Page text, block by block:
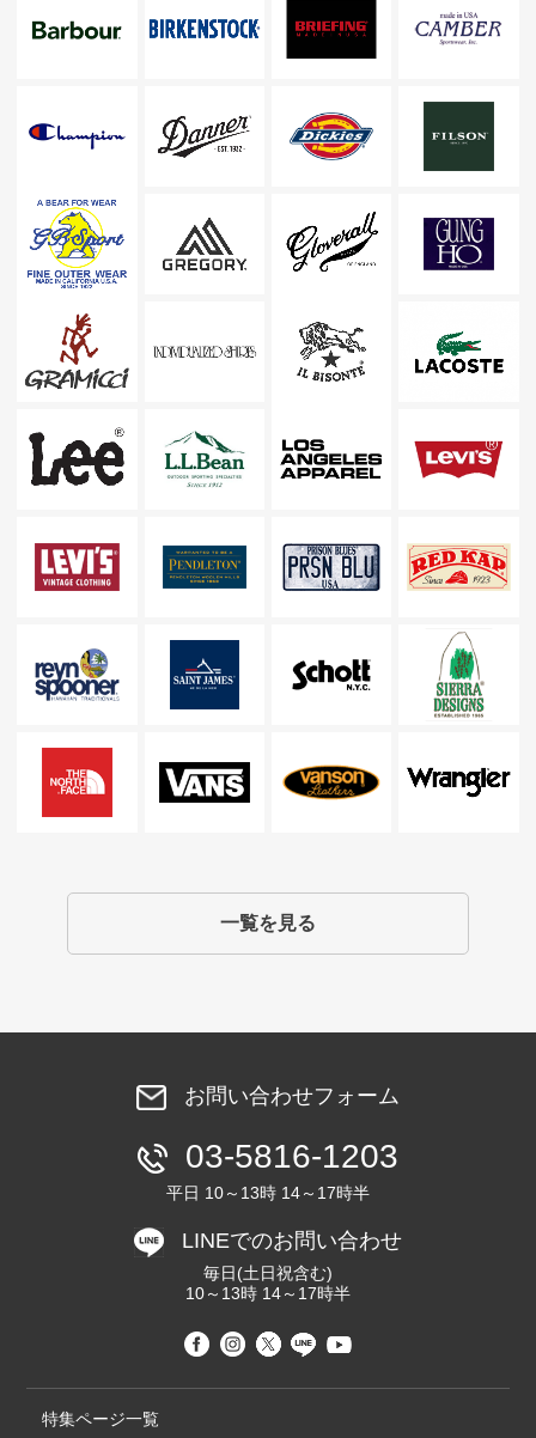
一覧を見る
お問い合わせフォーム
03-5816-1203
平日 10～13時 14～17時半
LINEでのお問い合わせ
毎日(土日祝含む)
10～13時 14～17時半
特集ページ一覧